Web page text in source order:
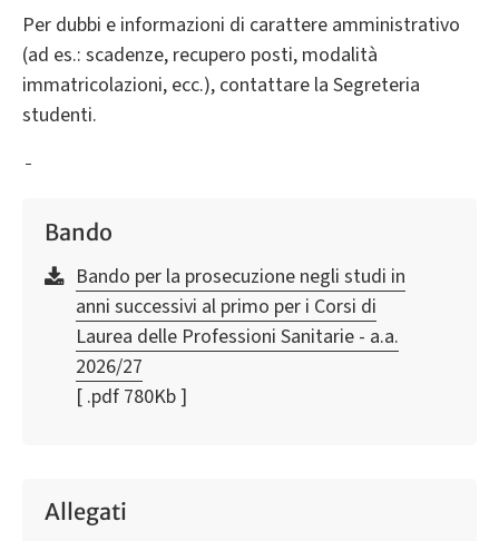
Per dubbi e informazioni di carattere amministrativo
(ad es.: scadenze, recupero posti, modalità
immatricolazioni, ecc.), contattare la Segreteria
studenti.
Bando
Bando per la prosecuzione negli studi in
anni successivi al primo per i Corsi di
Laurea delle Professioni Sanitarie - a.a.
2026/27
[ .pdf 780Kb ]
Allegati